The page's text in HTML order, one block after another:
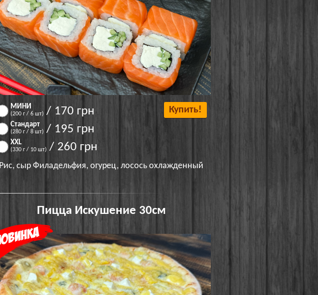
МИНИ
(200 г / 6 шт) / 170 грн
Стандарт
(280 г / 8 шт) / 195 грн
XXL
(330 г / 10 шт) / 260 грн
Купить!
Рис, сыр Филадельфия, огурец, лосось охлажденный
Пицца Искушение 30см